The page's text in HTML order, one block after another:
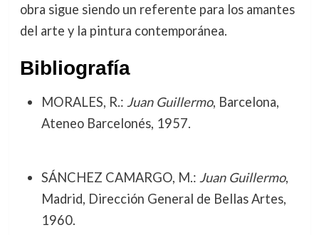
obra sigue siendo un referente para los amantes
del arte y la pintura contemporánea.
Bibliografía
MORALES, R.: Juan Guillermo, Barcelona,
Ateneo Barcelonés, 1957.
SÁNCHEZ CAMARGO, M.: Juan Guillermo,
Madrid, Dirección General de Bellas Artes,
1960.